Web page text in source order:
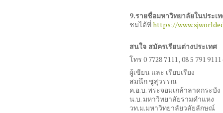
9.รายชื่อมหาวิทยาลัยในประเ
ชมได้ที่https://
สนใจ สมัครเรียนต่างประเทศ
โทร 0 7728 7111 , 08 5 791 9111
ผู้เขียน และ เรียบเรียง
สมนึก ชูสุวรรณ
ค.อ.บ.พระจอมเกล้าลาดกระบัง
น.บ. มหาวิทยาลัยรามคำแหง
วท.ม.มหาวิทยาลัยวลัยลักษณ์